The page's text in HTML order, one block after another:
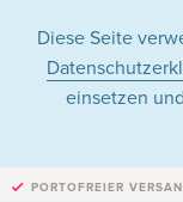
Diese Seite
einsetzen
PORTOFREIER